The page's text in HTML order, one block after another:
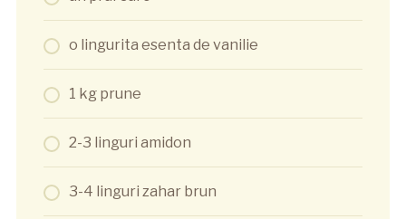
o lingurita esenta de vanilie
1 kg prune
2-3 linguri amidon
3-4 linguri zahar brun